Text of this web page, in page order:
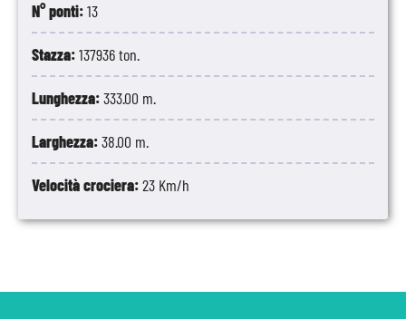
N° ponti:13
Stazza:137936 ton.
Lunghezza:333.00 m.
Larghezza:38.00 m.
Velocità crociera:23 Km/h